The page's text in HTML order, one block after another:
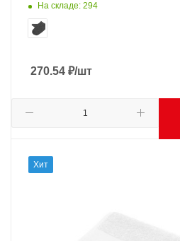
На складе: 294
270.54 ₽/шт
Хит